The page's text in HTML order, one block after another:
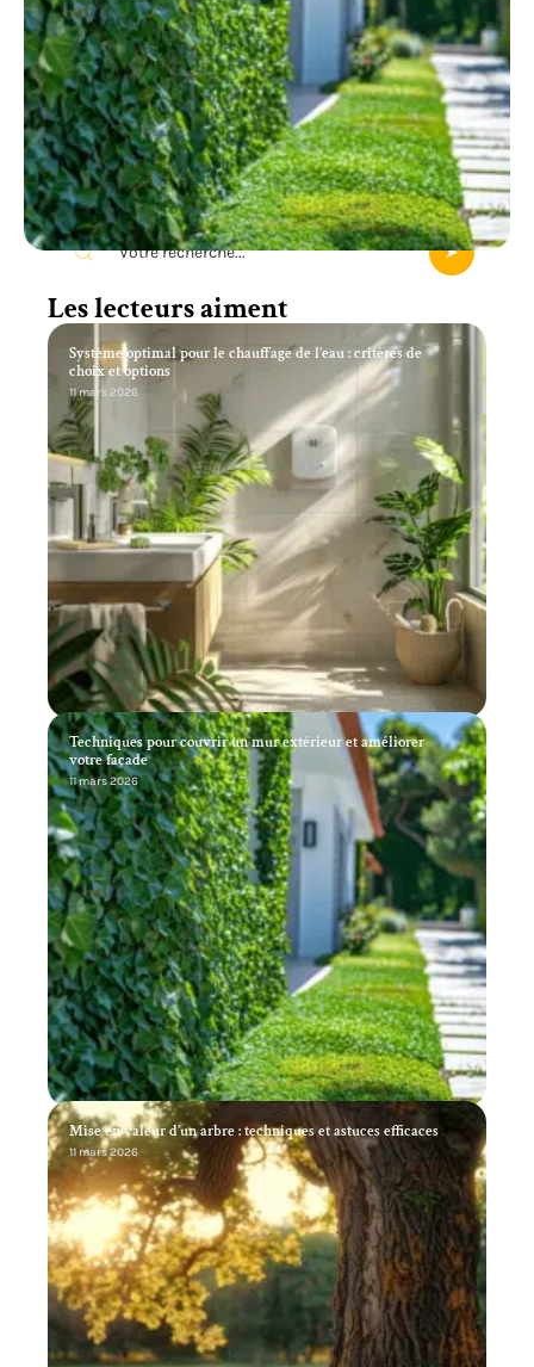
Recherche
Les lecteurs aiment
Système optimal pour le chauffage de l’eau : critères de
choix et options
11 mars 2026
Techniques pour couvrir un mur extérieur et améliorer
votre façade
11 mars 2026
Mise en valeur d’un arbre : techniques et astuces efficaces
11 mars 2026